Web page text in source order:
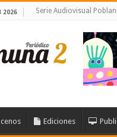
2026 Serie Audiovisual
Ediciones